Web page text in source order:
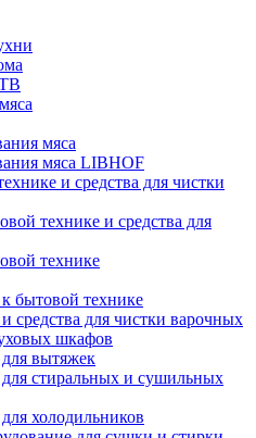
мяса
мяса LIBHOF
и средства для чистки
технике и средства для
технике
бытовой технике
средства для чистки варочных
шкафов
вытяжек
стиральных и сушильных
холодильников